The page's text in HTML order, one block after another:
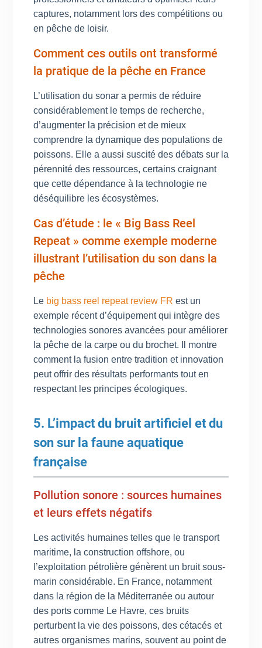
captures, notamment lors des compétitions ou
en pêche de loisir.
Comment ces outils ont transformé
la pratique de la pêche en France
L’utilisation du sonar a permis de réduire
considérablement le temps de recherche,
d’augmenter la précision et de mieux
comprendre la dynamique des populations de
poissons. Elle a aussi suscité des débats sur la
pérennité des ressources, certains craignant
que cette dépendance à la technologie ne
déséquilibre les écosystèmes.
Cas d’étude : le « Big Bass Reel
Repeat » comme exemple moderne
illustrant l’utilisation du son dans la
pêche
Le big bass reel repeat review FR est un
exemple récent d’équipement qui intègre des
technologies sonores avancées pour améliorer
la pêche de la carpe ou du brochet. Il montre
comment la fusion entre tradition et innovation
peut offrir des résultats performants tout en
respectant les principes écologiques.
5. L’impact du bruit artificiel et du
son sur la faune aquatique
française
Pollution sonore : sources humaines
et leurs effets négatifs
Les activités humaines telles que le transport
maritime, la construction offshore, ou
l’exploitation pétrolière génèrent un bruit sous-
marin considérable. En France, notamment
dans la région de la Méditerranée ou autour
des ports comme Le Havre, ces bruits
perturbent la vie des poissons, des cétacés et
autres organismes marins, souvent au point de